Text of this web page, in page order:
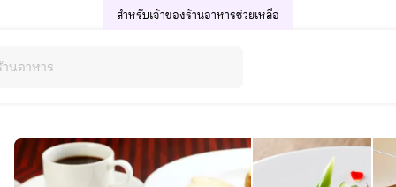
สำหรับเจ้าของร้านอาหารช่วยเหลือ